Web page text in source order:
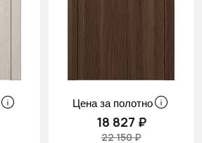
Цена за полотно
18 827 ₽
22 150 ₽